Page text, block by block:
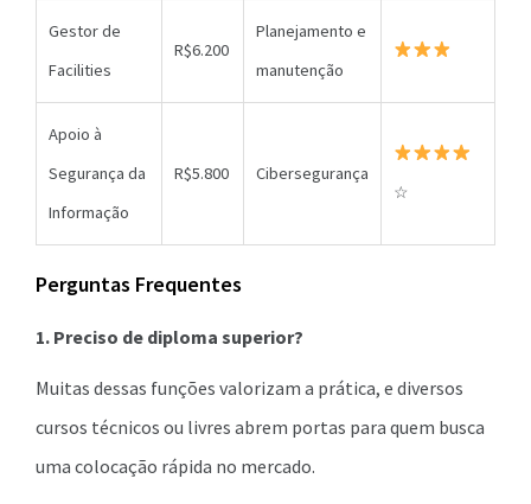
Gestor de
Facilities
R$6.200
Planejamento e
manutenção
Apoio à
Segurança da
Informação
R$5.800
Cibersegurança
☆
Perguntas Frequentes
1. Preciso de diploma superior?
Muitas dessas funções valorizam a prática, e diversos
cursos técnicos ou livres abrem portas para quem busca
uma colocação rápida no mercado.